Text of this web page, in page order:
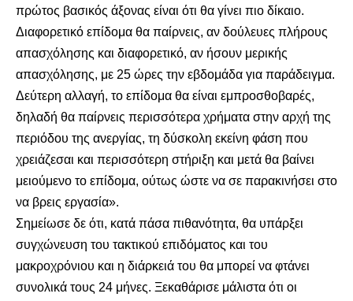
πρώτος βασικός άξονας είναι ότι θα γίνει πιο δίκαιο.
Διαφορετικό επίδομα θα παίρνεις, αν δούλευες πλήρους
απασχόλησης και διαφορετικό, αν ήσουν μερικής
απασχόλησης, με 25 ώρες την εβδομάδα για παράδειγμα.
Δεύτερη αλλαγή, το επίδομα θα είναι εμπροσθοβαρές,
δηλαδή θα παίρνεις περισσότερα χρήματα στην αρχή της
περιόδου της ανεργίας, τη δύσκολη εκείνη φάση που
χρειάζεσαι και περισσότερη στήριξη και μετά θα βαίνει
μειούμενο το επίδομα, ούτως ώστε να σε παρακινήσει στο
να βρεις εργασία».
Σημείωσε δε ότι, κατά πάσα πιθανότητα, θα υπάρξει
συγχώνευση του τακτικού επιδόματος και του
μακροχρόνιου και η διάρκειά του θα μπορεί να φτάνει
συνολικά τους 24 μήνες. Ξεκαθάρισε μάλιστα ότι οι